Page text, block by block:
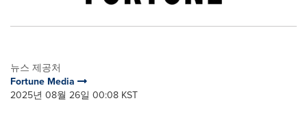
뉴스 제공처
Fortune Media
2025년 08월 26일 00:08 KST